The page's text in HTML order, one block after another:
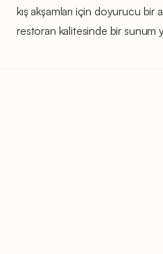
kış akşamları için doyurucu
restoran kalitesinde bir sunum